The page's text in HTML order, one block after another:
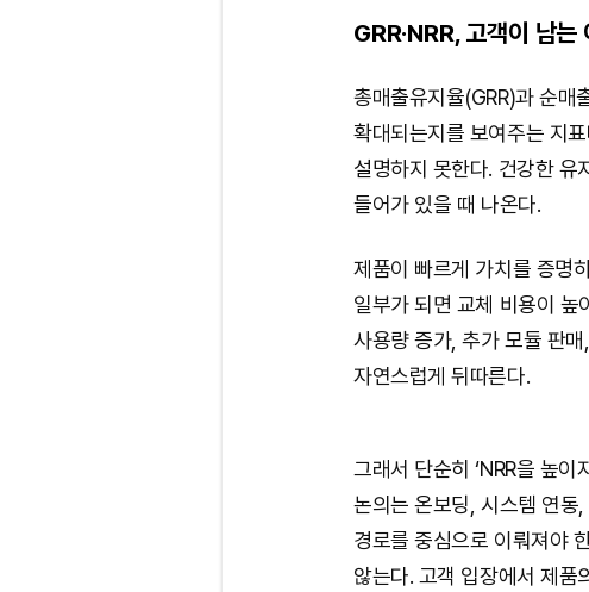
GRR·NRR, 고객이 남
총매출유지율(GRR)과 순매
확대되는지를 보여주는 지
설명하지 못한다. 건강한 유
들어가 있을 때 나온다.
제품이 빠르게 가치를 증명
일부가 되면 교체 비용이 높
사용량 증가, 추가 모듈 판
자연스럽게 뒤따른다.
그래서 단순히 ‘NRR을 높이
논의는 온보딩, 시스템 연동
경로를 중심으로 이뤄져야
않는다. 고객 입장에서 제품